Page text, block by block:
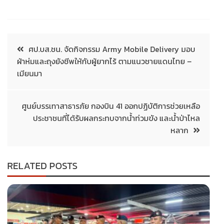
ศป.บส.ชน. จัดกิจกรรม Army Mobile Delivery มอบ
ผ้าห่มและถุงยังชีพให้กับผู้ยากไร้ ตามแนวชายแดนไทย –
เมียนมา
ศูนย์บรรเทาสาธารภัย กองบิน 41 ออกปฏิบัติการช่วยเหลือ
ประชาชนที่ได้รับผลกระทบจากน้ำท่วมขัง และน้ำป่าไหล
หลาก
RELATED POSTS